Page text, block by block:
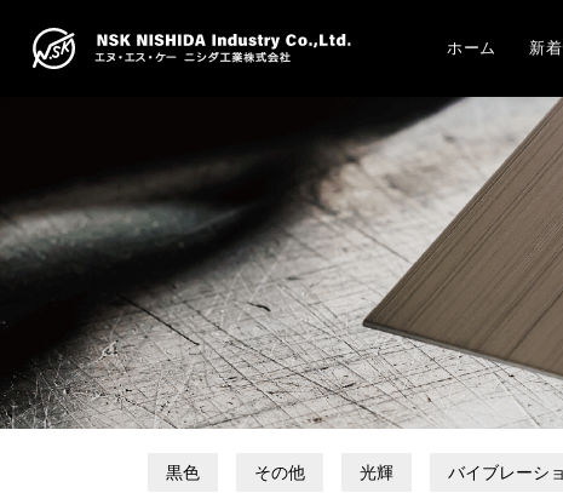
ホーム 新
黒色 その他 光輝 バイブレーシ